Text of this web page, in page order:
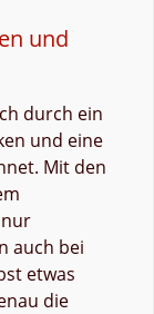
und
durch ein
und eine
Mit den
auch bei
etwas
die